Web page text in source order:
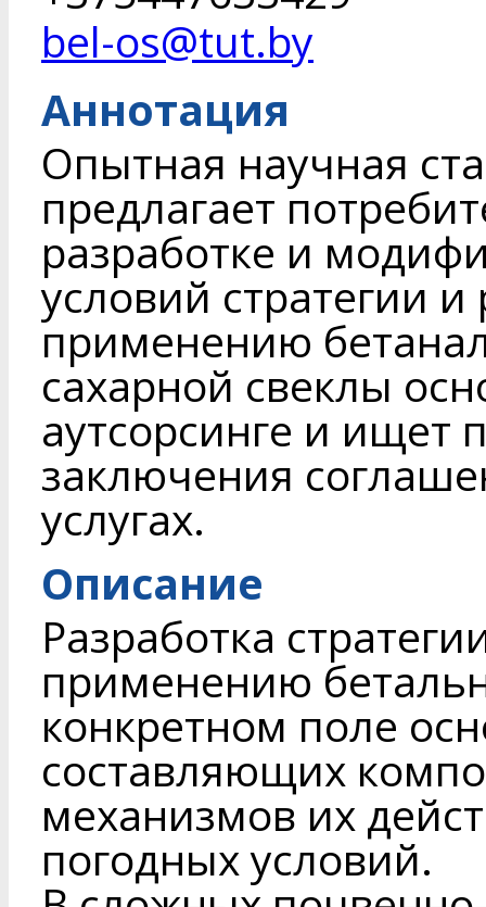
bel-os@tut.by
Аннотация
Опытная научная
предлагает
разработке и
условий стратегии
применению
сахарной свеклы
аутсорсинге и ищет
заключения
услугах.
Описание
Разработка
применению
конкретном поле
составляющих
механизмов их
погодных условий.